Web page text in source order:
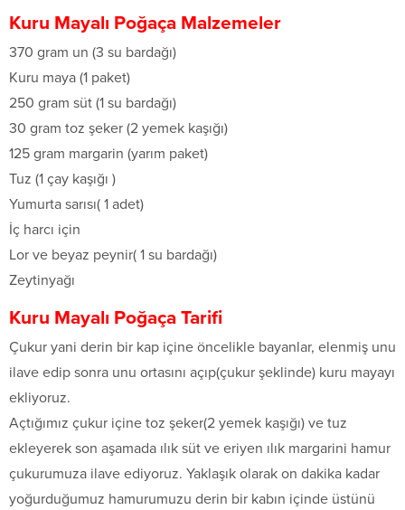
Kuru Mayalı Poğaça Malzemeler
370 gram un (3 su bardağı)
Kuru maya (1 paket)
250 gram süt (1 su bardağı)
30 gram toz şeker (2 yemek kaşığı)
125 gram margarin (yarım paket)
Tuz (1 çay kaşığı )
Yumurta sarısı( 1 adet)
İç harcı için
Lor ve beyaz peynir( 1 su bardağı)
Zeytinyağı
Kuru Mayalı Poğaça Tarifi
Çukur yani derin bir kap içine öncelikle bayanlar, elenmiş unu
ilave edip sonra unu ortasını açıp(çukur şeklinde) kuru mayayı
ekliyoruz.
Açtığımız çukur içine toz şeker(2 yemek kaşığı) ve tuz
ekleyerek son aşamada ılık süt ve eriyen ılık margarini hamur
çukurumuza ilave ediyoruz. Yaklaşık olarak on dakika kadar
yoğurduğumuz hamurumuzu derin bir kabın içinde üstünü